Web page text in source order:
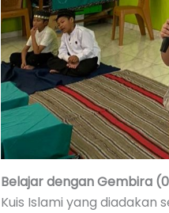
Belajar dengan Gembira
Kuis Islami yang diadakan